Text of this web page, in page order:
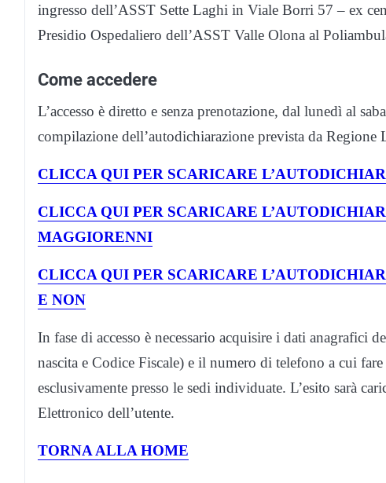
ingresso dell’ASST Sette Laghi in Viale Borri 57 – ex
Presidio Ospedaliero dell’ASST Valle Olona al
Come accedere
L’accesso è diretto e senza prenotazione, dal lunedì al
compilazione dell’autodichiarazione prevista da Regione
CLICCA QUI PER SCARICARE
CLICCA QUI PER SCARICARE
MAGGIORENNI
CLICCA QUI PER SCARICARE
E NON
In fase di accesso è necessario acquisire i dati anagrafici
nascita e Codice Fiscale) e il numero di telefono a cui
esclusivamente presso le sedi individuate. L’esito sarà
Elettronico dell’utente.
TORNA ALLA HOME